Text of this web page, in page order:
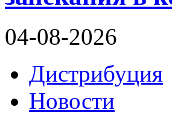
04-08-2026
Дистрибуция
Новости